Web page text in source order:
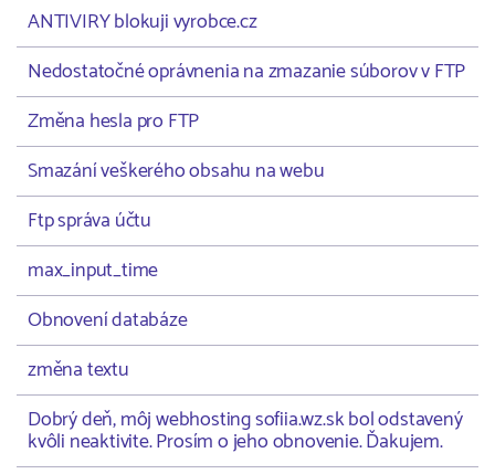
ANTIVIRY blokuji vyrobce.cz
Nedostatočné oprávnenia na zmazanie súborov v FTP
Změna hesla pro FTP
Smazání veškerého obsahu na webu
Ftp správa účtu
max_input_time
Obnovení databáze
změna textu
Dobrý deň, môj webhosting sofiia.wz.sk bol odstavený
kvôli neaktivite. Prosím o jeho obnovenie. Ďakujem.